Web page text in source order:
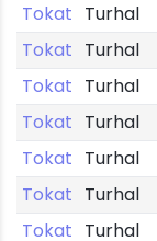
Tokat Turhal
Tokat Turhal
Tokat Turhal
Tokat Turhal
Tokat Turhal
Tokat Turhal
Tokat Turhal